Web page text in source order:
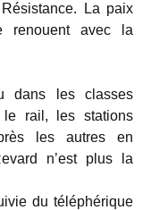
La paix
renouent avec la
dans les classes
le rail, les stations
les autres en
n’est plus la
du téléphérique